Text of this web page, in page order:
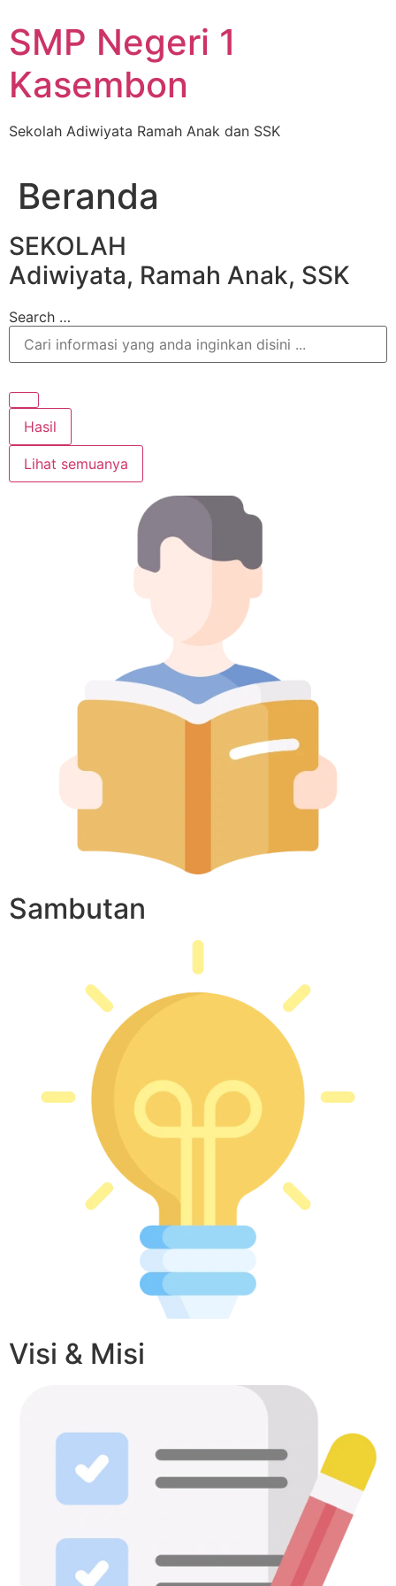
to
content
SMP Negeri 1
Kasembon
Sekolah Adiwiyata Ramah Anak dan SSK
Beranda
SEKOLAH
Adiwiyata, Ramah Anak, SSK
Search …
Hasil
Lihat semuanya
Sambutan
Visi & Misi